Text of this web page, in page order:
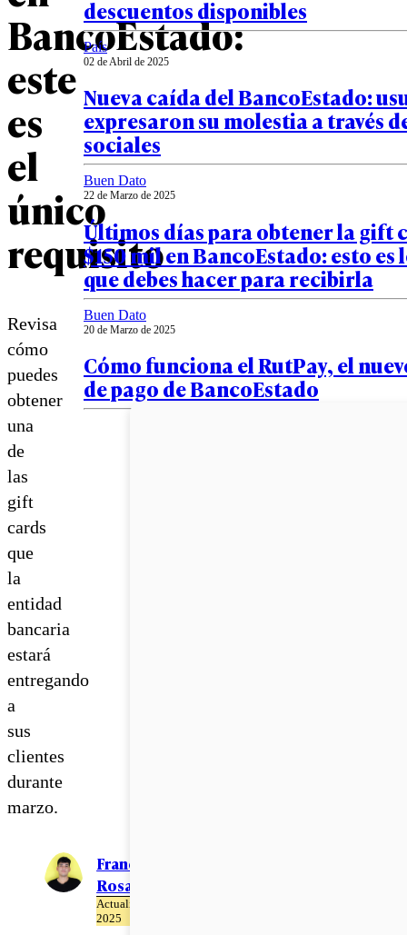
BancoEstado:
este
es
el
único
requisito
Revisa
cómo
puedes
obtener
una
de
las
gift
cards
que
la
entidad
bancaria
estará
entregando
a
sus
clientes
durante
marzo.
Francisco
Rosales
Actualizado el 22 de Abril del
2025
descuentos disponibles
País
02 de Abril de 2025
Nueva caída del BancoEstado:
expresaron su molestia a través
sociales
Buen Dato
22 de Marzo de 2025
Últimos días para obtener la gift
$150 mil en BancoEstado: esto es
que debes hacer para recibirla
Buen Dato
20 de Marzo de 2025
Cómo funciona el RutPay, el
de pago de BancoEstado